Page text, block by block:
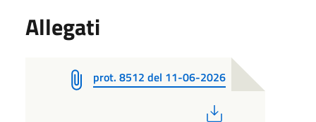
Allegati
prot. 8512 del 11-06-2026